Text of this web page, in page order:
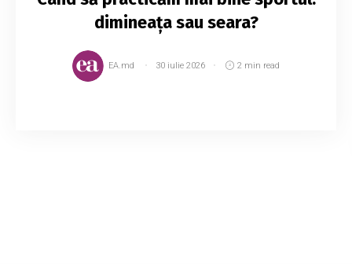
dimineața sau seara?
EA.md 30 iulie 2026 2 min read